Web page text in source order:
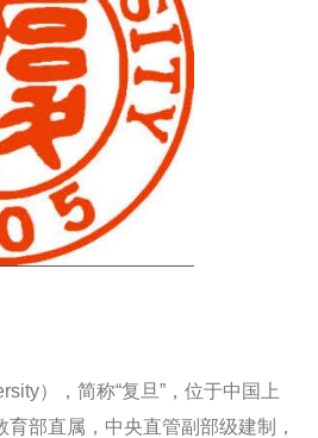
），简称“复旦”，位于中国上
部直属，中央直管副部级建制，